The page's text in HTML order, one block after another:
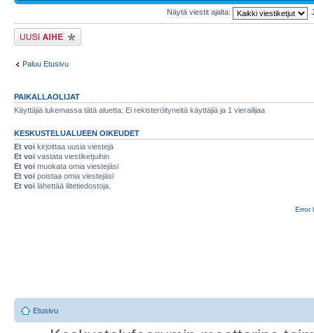
Näytä viestit ajalta:
Lähetä uusi viesti
Paluu Etusivu
PAIKALLAOLIJAT
Käyttäjiä lukemassa tätä aluetta: Ei rekisteröityneitä käyttäjiä ja 1 vierailijaa
KESKUSTELUALUEEN OIKEUDET
Et voi kirjoittaa uusia viestejä
Et voi vastata viestiketjuihin
Et voi muokata omia viestejäsi
Et voi poistaa omia viestejäsi
Et voi lähettää liitetiedostoja.
Error
Etusivu